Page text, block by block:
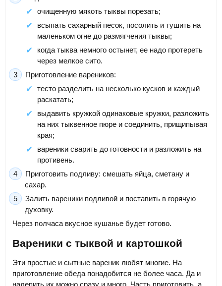
очищенную мякоть тыквы порезать;
всыпать сахарный песок, посолить и тушить на
маленьком огне до размягчения тыквы;
когда тыква немного остынет, ее надо протереть
через мелкое сито.
Приготовление вареников:
тесто разделить на несколько кусков и каждый
раскатать;
выдавить кружкой одинаковые кружки, разложить
на них тыквенное пюре и соединить, прищипывая
края;
вареники сварить до готовности и разложить на
противень.
Приготовить подливу: смешать яйца, сметану и
сахар.
Залить вареники подливой и поставить в горячую
духовку.
Через полчаса вкусное кушанье будет готово.
Вареники с тыквой и картошкой
Эти простые и сытные вареник любят многие. На
приготовление обеда понадобится не более часа. Да и
налепить их можно сразу и много. Часть приготовить, а